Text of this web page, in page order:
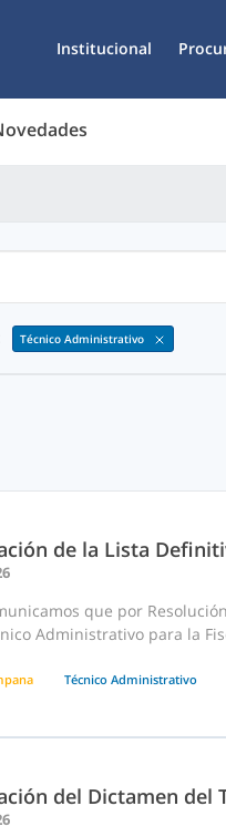
Institucional
Técnico Administrativo
de la Lista
que por
Administrativo para la
Técnico Administrativo
del Dictamen del